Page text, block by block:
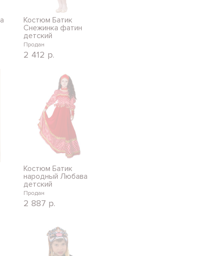
Костюм Батик
Снежинка фатин
детский
Продан
2 412 р.
Костюм Батик
народный Любава
детский
Продан
2 887 р.